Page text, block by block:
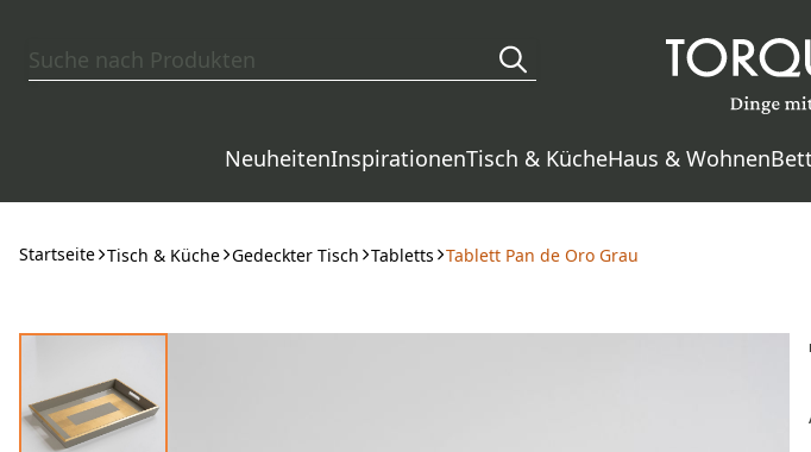
NeuheitenInspirationenTisch & KücheHaus & Wohnen
Startseite Tisch & Küche Gedeckter Tisch Tabletts Tablett Pan de Oro Grau